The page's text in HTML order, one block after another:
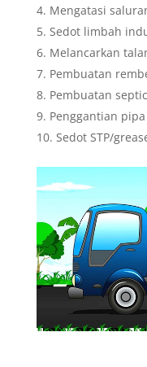
Mengatasi
Sedot limbah
Melancarkan
Pembuatan
Pembuatan
Penggantian
Sedot STP/